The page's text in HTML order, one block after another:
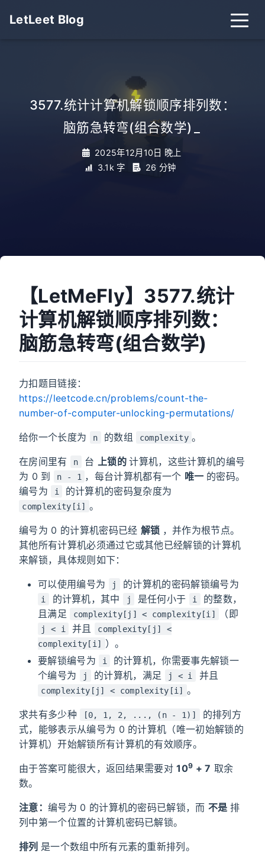
LetLeet Blog
3577.统计计算机解锁顺序排列数：
脑筋急转弯(组合数学)
2025年12月10日 晚上
3.1k 字
26 分钟
【LetMeFly】3577.统计
计算机解锁顺序排列数：
脑筋急转弯(组合数学)
力扣题目链接：
https://leetcode.cn/problems/count-the-
number-of-computer-unlocking-permutations/
给你一个长度为 n 的数组 complexity 。
在房间里有 n 台 上锁的计算机，这些计算机的编号
为 0 到
n - 1 ，每台计算机都有一个 唯一 的密码。
编号为
i 的计算机的密码复杂度为
complexity[i] 。
编号为 0 的计算机密码已经 解锁 ，并作为根节点。
其他所有计算机必须通过它或其他已经解锁的计算机
来解锁，具体规则如下：
可以使用编号为 j 的计算机的密码解锁编号为
i 的计算机，其中 j 是任何小于 i
的整数，
且满足
complexity[j] < complexity[i] （即
j < i 并且
complexity[j] <
complexity[i] ）。
要解锁编号为
i
的计算机，你需要事先解锁一
个编号为
j 的计算机，满足 j < i 并且
complexity[j] < complexity[i] 。
求共有多少种 [0, 1, 2, ..., (n - 1)]
的排列方
式，能够表示从编号为 0 的计算机（唯一初始解锁的
计算机）开始解锁所有计算机的有效顺序。
由于答案可能很大，返回结果需要对109 + 7 取余
数。
注意： 编号为 0 的计算机的密码已解锁，而不是排
列中第一个位置的计算机密码已解锁。
排列 是一个数组中所有元素的重新排列。